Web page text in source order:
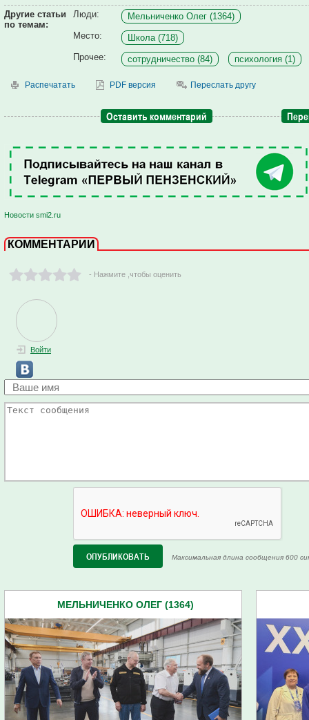
Другие статьи
по темам:
Люди:
Мельниченко Олег (1364)
Место:
Школа (718)
Прочее:
сотрудничество (84) психология (1)
Распечатать PDF версия Переслать другу
Оставить комментарий
Новости smi2.ru
КОММЕНТАРИИ
- Нажмите ,чтобы оценить
Войти
Максимальная длина сообщения 600
МЕЛЬНИЧЕНКО ОЛЕГ (1364)